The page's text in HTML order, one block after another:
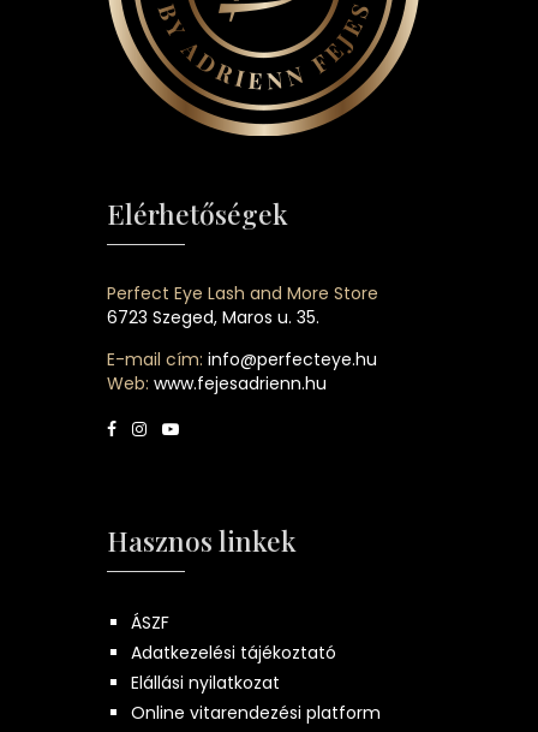
Elérhetőségek
Perfect Eye Lash and More Store
6723 Szeged, Maros u. 35.
E-mail cím: info@perfecteye.hu
Web: www.fejesadrienn.hu
Hasznos linkek
ÁSZF
Adatkezelési tájékoztató
Elállási nyilatkozat
Online vitarendezési platform